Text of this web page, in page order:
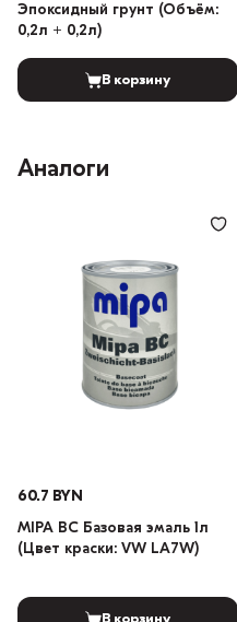
Эпоксидный грунт (Объём:
0,2л + 0,2л)
В корзину
Аналоги
60.7 BYN
MIPA BC Базовая эмаль 1л
(Цвет краски: VW LA7W)
В корзину